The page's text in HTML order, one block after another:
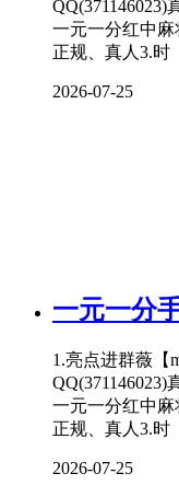
一元一分红中麻
正规、真人3.时
2026-07-25
一元一分
1.亮点进群薇【
一元一分红中麻
正规、真人3.时
2026-07-25